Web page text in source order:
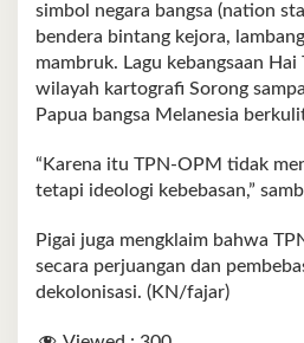
simbol negara bangsa (nation
bendera bintang kejora,
mambruk. Lagu kebangsaan Hai
wilayah kartografi Sorong
Papua bangsa Melanesia
“Karena itu TPN-OPM tidak
tetapi ideologi kebebasan,”
Pigai juga mengklaim bahwa
secara perjuangan dan
dekolonisasi. (KN/fajar)